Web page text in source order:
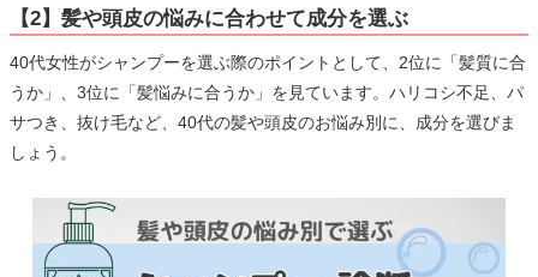
【2】髪や頭皮の悩みに合わせて成分を選ぶ
40代女性がシャンプーを選ぶ際のポイントとして、2位に「髪質に合
うか」、3位に「髪悩みに合うか」を見ています。ハリコシ不足、パ
サつき、抜け毛など、40代の髪や頭皮のお悩み別に、成分を選びま
しょう。